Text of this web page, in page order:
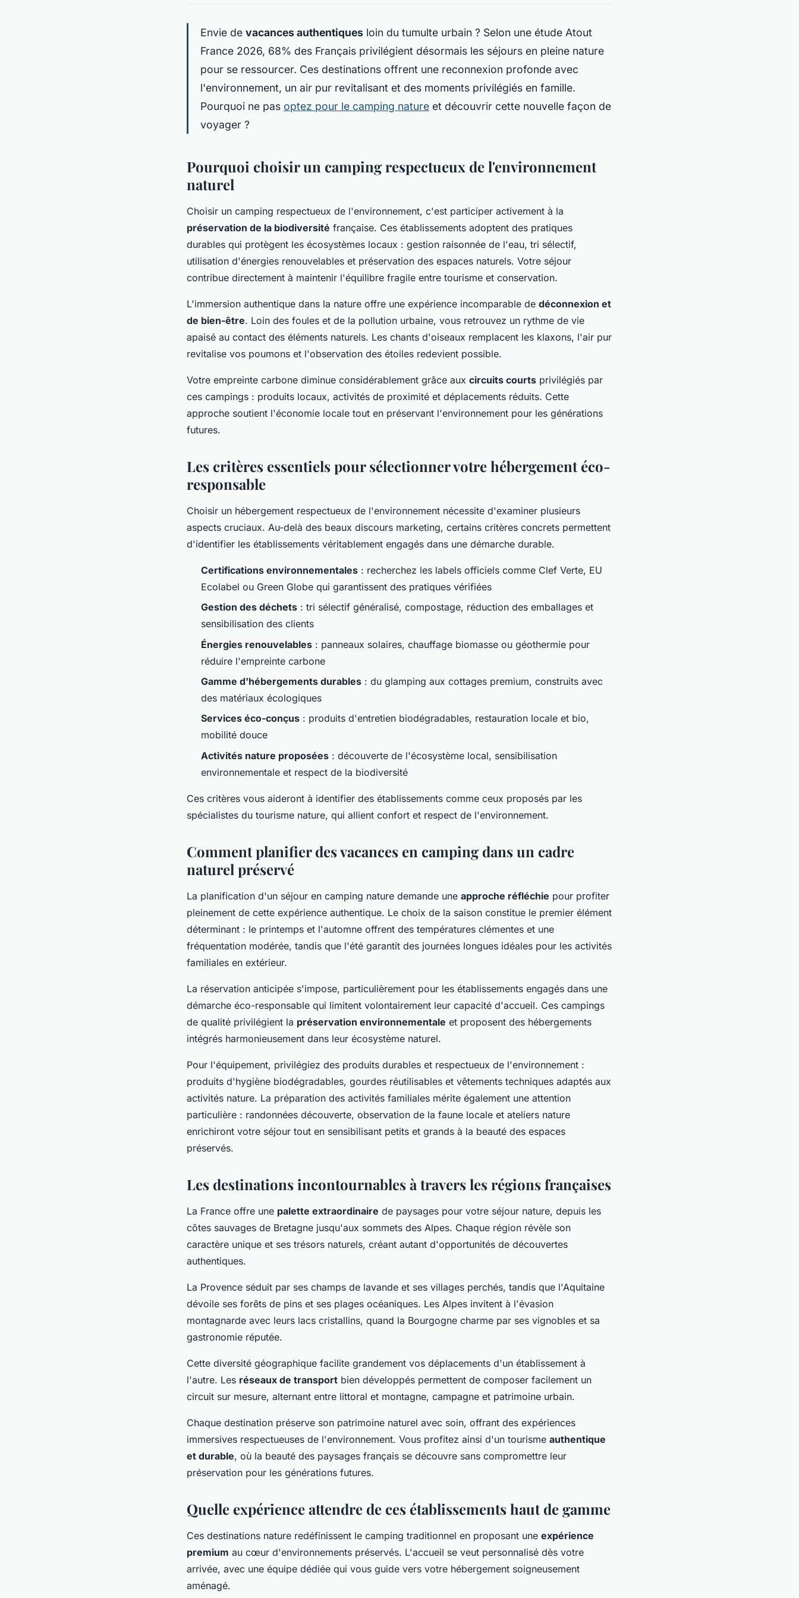
Envie de vacances authentiques loin du tumulte urbain ? Selon une étude Atout
France 2026, 68% des Français privilégient désormais les séjours en pleine nature
pour se ressourcer. Ces destinations offrent une reconnexion profonde avec
l'environnement, un air pur revitalisant et des moments privilégiés en famille.
Pourquoi ne pas optez pour le camping nature et découvrir cette nouvelle façon de
voyager ?
Pourquoi choisir un camping respectueux de l'environnement
naturel
Choisir un camping respectueux de l'environnement, c'est participer activement à la
préservation de la biodiversité française. Ces établissements adoptent des pratiques
durables qui protègent les écosystèmes locaux : gestion raisonnée de l'eau, tri sélectif,
utilisation d'énergies renouvelables et préservation des espaces naturels. Votre séjour
contribue directement à maintenir l'équilibre fragile entre tourisme et conservation.
L'immersion authentique dans la nature offre une expérience incomparable de déconnexion et
de bien-être. Loin des foules et de la pollution urbaine, vous retrouvez un rythme de vie
apaisé au contact des éléments naturels. Les chants d'oiseaux remplacent les klaxons, l'air pur
revitalise vos poumons et l'observation des étoiles redevient possible.
Votre empreinte carbone diminue considérablement grâce aux circuits courts privilégiés par
ces campings : produits locaux, activités de proximité et déplacements réduits. Cette
approche soutient l'économie locale tout en préservant l'environnement pour les générations
futures.
Les critères essentiels pour sélectionner votre hébergement éco-
responsable
Choisir un hébergement respectueux de l'environnement nécessite d'examiner plusieurs
aspects cruciaux. Au-delà des beaux discours marketing, certains critères concrets permettent
d'identifier les établissements véritablement engagés dans une démarche durable.
Certifications environnementales : recherchez les labels officiels comme Clef Verte, EU
Ecolabel ou Green Globe qui garantissent des pratiques vérifiées
Gestion des déchets : tri sélectif généralisé, compostage, réduction des emballages et
sensibilisation des clients
Énergies renouvelables : panneaux solaires, chauffage biomasse ou géothermie pour
réduire l'empreinte carbone
Gamme d'hébergements durables : du glamping aux cottages premium, construits avec
des matériaux écologiques
Services éco-conçus : produits d'entretien biodégradables, restauration locale et bio,
mobilité douce
Activités nature proposées : découverte de l'écosystème local, sensibilisation
environnementale et respect de la biodiversité
Ces critères vous aideront à identifier des établissements comme ceux proposés par les
spécialistes du tourisme nature, qui allient confort et respect de l'environnement.
Comment planifier des vacances en camping dans un cadre
naturel préservé
La planification d'un séjour en camping nature demande une approche réfléchie pour profiter
pleinement de cette expérience authentique. Le choix de la saison constitue le premier élément
déterminant : le printemps et l'automne offrent des températures clémentes et une
fréquentation modérée, tandis que l'été garantit des journées longues idéales pour les activités
familiales en extérieur.
La réservation anticipée s'impose, particulièrement pour les établissements engagés dans une
démarche éco-responsable qui limitent volontairement leur capacité d'accueil. Ces campings
de qualité privilégient la préservation environnementale et proposent des hébergements
intégrés harmonieusement dans leur écosystème naturel.
Pour l'équipement, privilégiez des produits durables et respectueux de l'environnement :
produits d'hygiène biodégradables, gourdes réutilisables et vêtements techniques adaptés aux
activités nature. La préparation des activités familiales mérite également une attention
particulière : randonnées découverte, observation de la faune locale et ateliers nature
enrichiront votre séjour tout en sensibilisant petits et grands à la beauté des espaces
préservés.
Les destinations incontournables à travers les régions françaises
La France offre une palette extraordinaire de paysages pour votre séjour nature, depuis les
côtes sauvages de Bretagne jusqu'aux sommets des Alpes. Chaque région révèle son
caractère unique et ses trésors naturels, créant autant d'opportunités de découvertes
authentiques.
La Provence séduit par ses champs de lavande et ses villages perchés, tandis que l'Aquitaine
dévoile ses forêts de pins et ses plages océaniques. Les Alpes invitent à l'évasion
montagnarde avec leurs lacs cristallins, quand la Bourgogne charme par ses vignobles et sa
gastronomie réputée.
Cette diversité géographique facilite grandement vos déplacements d'un établissement à
l'autre. Les réseaux de transport bien développés permettent de composer facilement un
circuit sur mesure, alternant entre littoral et montagne, campagne et patrimoine urbain.
Chaque destination préserve son patrimoine naturel avec soin, offrant des expériences
immersives respectueuses de l'environnement. Vous profitez ainsi d'un tourisme authentique
et durable, où la beauté des paysages français se découvre sans compromettre leur
préservation pour les générations futures.
Quelle expérience attendre de ces établissements haut de gamme
Ces destinations nature redéfinissent le camping traditionnel en proposant une expérience
premium au cœur d'environnements préservés. L'accueil se veut personnalisé dès votre
arrivée, avec une équipe dédiée qui vous guide vers votre hébergement soigneusement
aménagé.